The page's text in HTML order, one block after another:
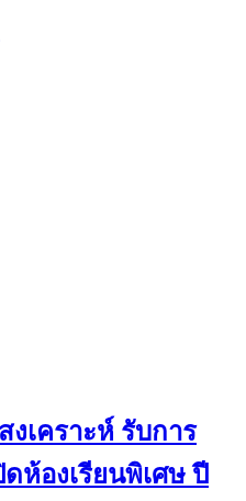
งเคราะห์ รับการ
ห้องเรียนพิเศษ ปี